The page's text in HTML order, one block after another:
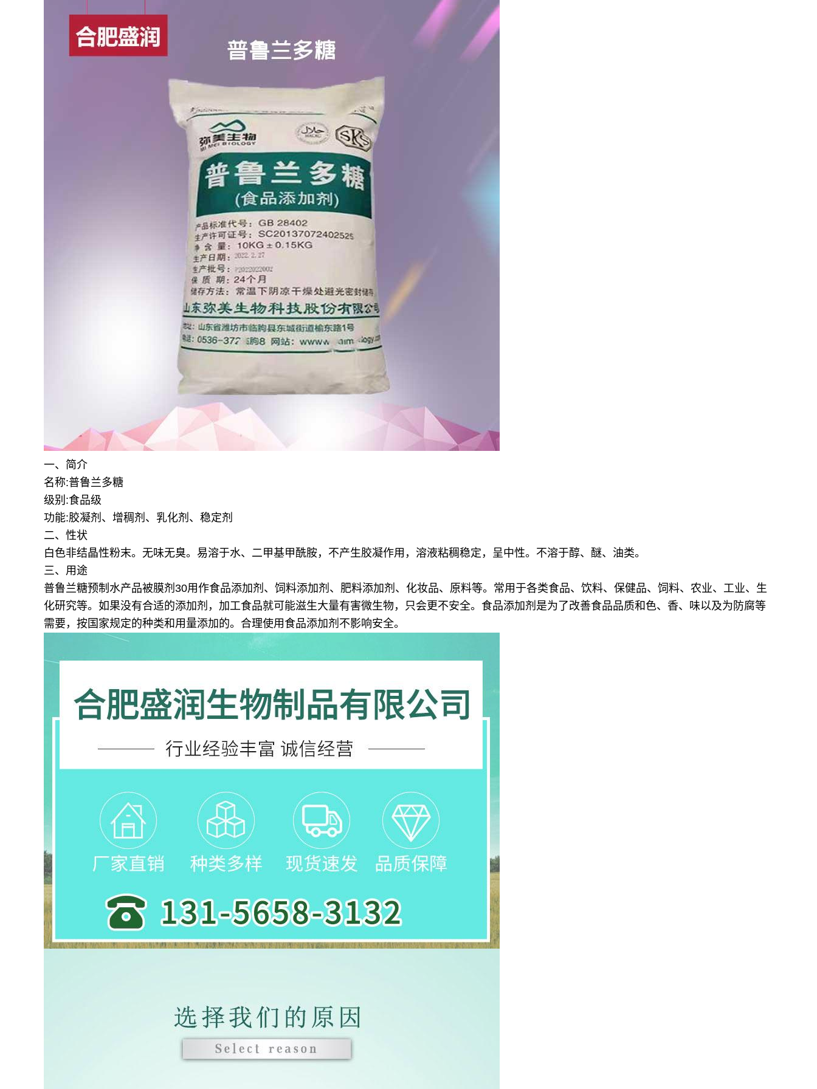
一、简介
名称:普鲁兰多糖
级别:食品级
功能:胶凝剂、增稠剂、乳化剂、稳定剂
二、性状
白色非结晶性粉末。无味无臭。易溶于水、二甲基甲酰胺，不产生胶凝作用，溶液粘稠稳定，呈中性。不溶于醇、醚、油类。
三、用途
普鲁兰糖预制水产品被膜剂30用作食品添加剂、饲料添加剂、肥料添加剂、化妆品、原料等。常用于各类食品、饮料、保健品、饲料、农业、工业、生
化研究等。如果没有合适的添加剂，加工食品就可能滋生大量有害微生物，只会更不安全。食品添加剂是为了改善食品品质和色、香、味以及为防腐等
需要，按国家规定的种类和用量添加的。合理使用食品添加剂不影响安全。